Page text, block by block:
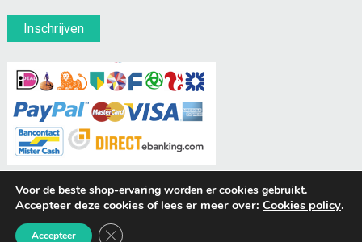
© Hondenpenning.net
Voor de beste shop-ervaring worden er cookies gebruikt.
Accepteer deze cookies of lees er meer over: Cookies policy.
Accepteer Sluit AVG/GDPR cookie banner